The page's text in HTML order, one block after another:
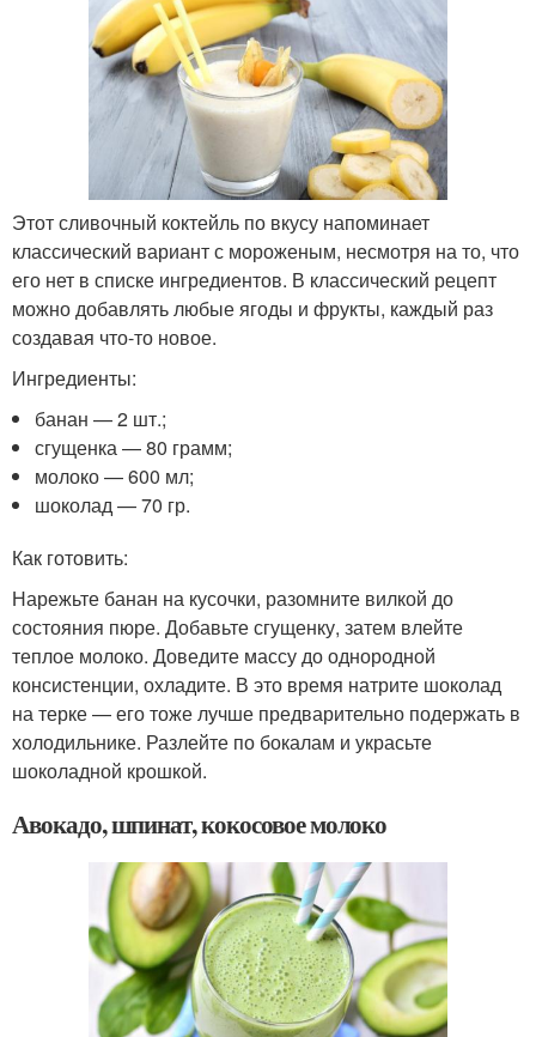
Этот сливочный коктейль по вкусу напоминает
классический вариант с мороженым, несмотря на то, что
его нет в списке ингредиентов. В классический рецепт
можно добавлять любые ягоды и фрукты, каждый раз
создавая что-то новое.
Ингредиенты:
банан — 2 шт.;
сгущенка — 80 грамм;
молоко — 600 мл;
шоколад — 70 гр.
Как готовить:
Нарежьте банан на кусочки, разомните вилкой до
состояния пюре. Добавьте сгущенку, затем влейте
теплое молоко. Доведите массу до однородной
консистенции, охладите. В это время натрите шоколад
на терке — его тоже лучше предварительно подержать в
холодильнике. Разлейте по бокалам и украсьте
шоколадной крошкой.
Авокадо, шпинат, кокосовое молоко